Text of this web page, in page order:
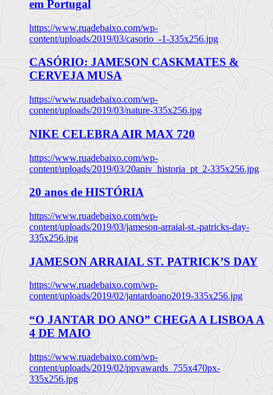
em Portugal
https://www.ruadebaixo.com/wp-
content/uploads/2019/03/casorio_-1-335x256.jpg
CASÓRIO: JAMESON CASKMATES &
CERVEJA MUSA
https://www.ruadebaixo.com/wp-
content/uploads/2019/03/nature-335x256.jpg
NIKE CELEBRA AIR MAX 720
https://www.ruadebaixo.com/wp-
content/uploads/2019/03/20aniv_historia_pt_2-335x256.jpg
20 anos de HISTÓRIA
https://www.ruadebaixo.com/wp-
content/uploads/2019/03/jameson-arraial-st.-patricks-day-
335x256.jpg
JAMESON ARRAIAL ST. PATRICK’S DAY
https://www.ruadebaixo.com/wp-
content/uploads/2019/02/jantardoano2019-335x256.jpg
“O JANTAR DO ANO” CHEGA A LISBOA A
4 DE MAIO
https://www.ruadebaixo.com/wp-
content/uploads/2019/02/ppvawards_755x470px-
335x256.jpg